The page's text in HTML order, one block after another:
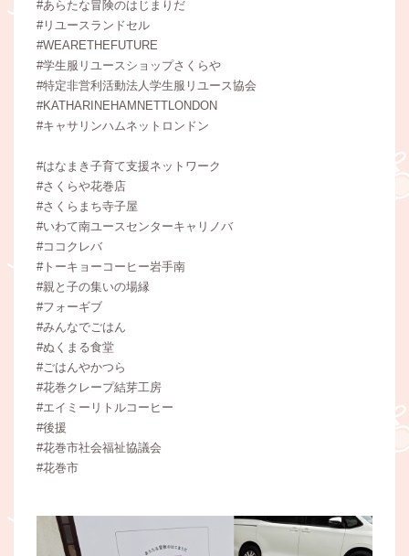
#あらたな冒険のはじまりだ
#リユースランドセル
#WEARETHEFUTURE
#学生服リユースショップさくらや
#特定非営利活動法人学生服リユース協会
#KATHARINEHAMNETTLONDON
#キャサリンハムネットロンドン
#はなまき子育て支援ネットワーク
#さくらや花巻店
#さくらまち寺子屋
#いわて南ユースセンターキャリノバ
#ココクレバ
#トーキョーコーヒー岩手南
#親と子の集いの場縁
#フォーギブ
#みんなでごはん
#ぬくまる食堂
#ごはんやかつら
#花巻クレープ結芽工房
#エイミーリトルコーヒー
#後援
#花巻市社会福祉協議会
#花巻市